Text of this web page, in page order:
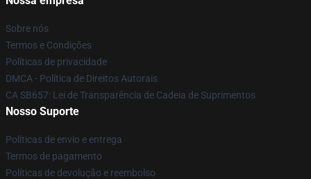
Sobre nós
Termos e Condições
Políticas de privacidade
DMCA - Política de Direitos Autorais
CA SB657: Lei de Transparência de Cadeia de Suprimentos
Nosso Suporte
Políticas de envio e entrega
Termos de pagamento
Políticas de devolução e reembolso